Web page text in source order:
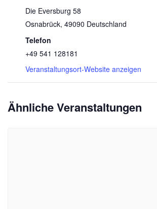
Die Eversburg 58
Osnabrück, 49090 Deutschland
Telefon
+49 541 128181
Veranstaltungsort-Website anzeigen
Ähnliche Veranstaltungen